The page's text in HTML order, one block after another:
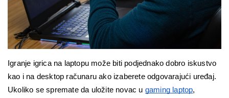
Igranje igrica na laptopu može biti podjednako dobro iskustvo
kao i na desktop računaru ako izaberete odgovarajući uređaj.
Ukoliko se spremate da uložite novac u gaming laptop,